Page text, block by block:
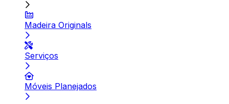
Madeira Originals
Serviços
Móveis Planejados